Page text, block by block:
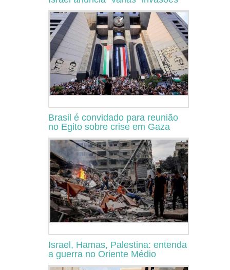
Brasil é convidado para reunião
no Egito sobre crise em Gaza
Israel, Hamas, Palestina: entenda
a guerra no Oriente Médio